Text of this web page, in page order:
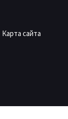
Карта сайта